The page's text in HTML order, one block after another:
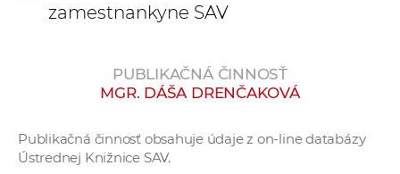
p
zamestnankyne SAV
PUBLIKAČNÁ ČINNOSŤ
MGR. DÁŠA DRENČAKOVÁ
Publikačná činnosť obsahuje údaje z on-line databázy
Ústrednej Knižnice SAV.